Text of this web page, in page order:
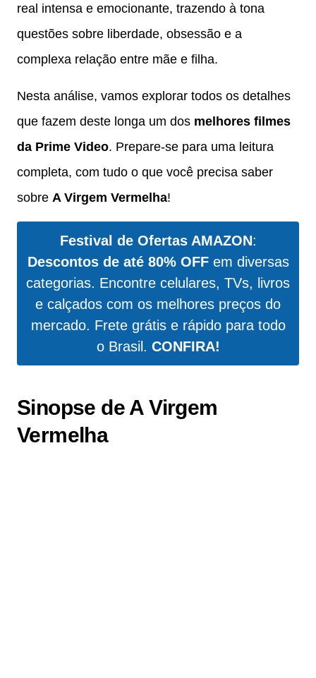
real intensa e emocionante, trazendo à tona
questões sobre liberdade, obsessão e a
complexa relação entre mãe e filha.
Nesta análise, vamos explorar todos os detalhes
que fazem deste longa um dos melhores filmes
da Prime Video. Prepare-se para uma leitura
completa, com tudo o que você precisa saber
sobre A Virgem Vermelha!
Festival de Ofertas AMAZON:
Descontos de até 80% OFFem diversas
categorias. Encontre celulares, TVs, livros
e calçados com os melhores preços do
mercado. Frete grátis e rápido para todo
o Brasil. CONFIRA!
Sinopse de A Virgem
Vermelha